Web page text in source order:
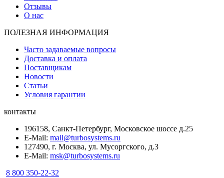
Отзывы
О нас
ПОЛЕЗНАЯ ИНФОРМАЦИЯ
Часто задаваемые вопросы
Доставка и оплата
Поставщикам
Новости
Статьи
Условия гарантии
контакты
196158, Санкт-Петербург, Московское шоссе д.25
E-Mail: mail@turbosystems.ru
127490, г. Москва, ул. Мусоргского, д.3
E-Mail: msk@turbosystems.ru
8 800 350-22-32